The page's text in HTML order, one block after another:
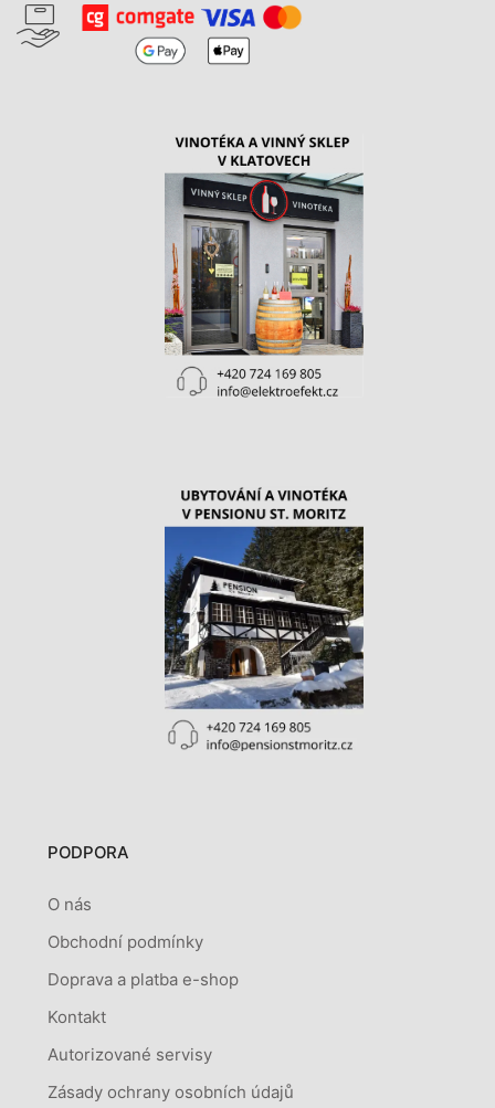
PODPORA
O nás
Obchodní podmínky
Doprava a platba e-shop
Kontakt
Autorizované servisy
Zásady ochrany osobních údajů